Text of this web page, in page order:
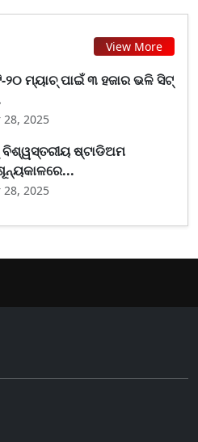
View More
୨୦ ମ୍ୟାଚ୍ ପାଇଁ ୩ ହଜାର ଭଳି ସିଟ୍
2025
ବିଶ୍ୱସ୍ତରୀୟ ଷ୍ଟାଡିଅମ
2025